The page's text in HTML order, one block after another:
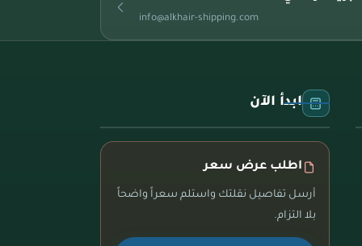
info@alkhair-shipping.com
ابدأ الآن
اطلب عرض سعر
أرسل تفاصيل نقلتك واستلم سعراً واضحاً
بلا التزام.